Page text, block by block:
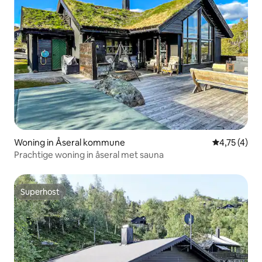
Woning in Åseral kommune
4,75 (4)
Prachtige woning in åseral met sauna
Superhost
Superhost